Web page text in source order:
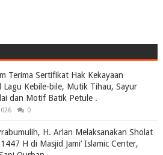
Terima Sertifikat Hak Kekayaan
Lagu Kebile-bile, Mutik Tihau, Sayur
dan Motif Batik Petule .
0
H. Arlan Melaksanakan Sholat
H di Masjid Jami’ Islamic Center,